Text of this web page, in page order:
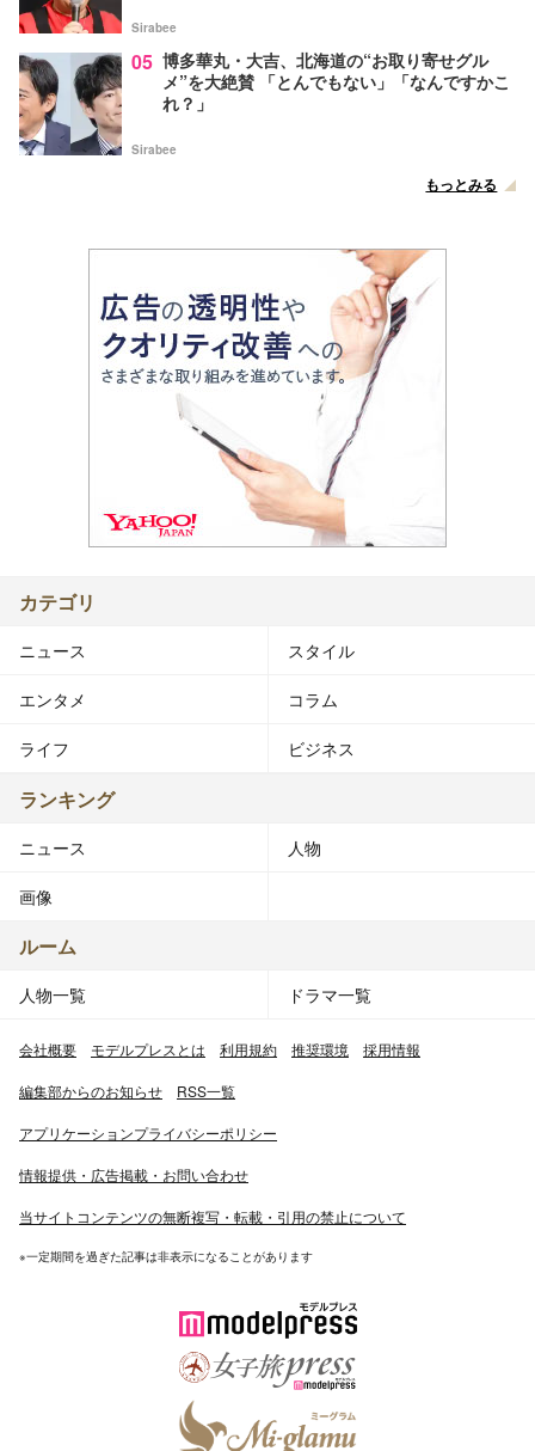
Sirabee
05 博多華丸・大吉、北海道の“お取り寄せグル
メ”を大絶賛 「とんでもない」「なんですかこ
れ？」
Sirabee
もっとみる
カテゴリ
ニュース スタイル
エンタメ コラム
ライフ ビジネス
ランキング
ニュース 人物
画像
ルーム
人物一覧 ドラマ一覧
会社概要 モデルプレスとは 利用規約 推奨環境 採用情報
編集部からのお知らせ RSS一覧
アプリケーションプライバシーポリシー
情報提供・広告掲載・お問い合わせ
当サイトコンテンツの無断複写・転載・引用の禁止について
※一定期間を過ぎた記事は非表示になることがあります